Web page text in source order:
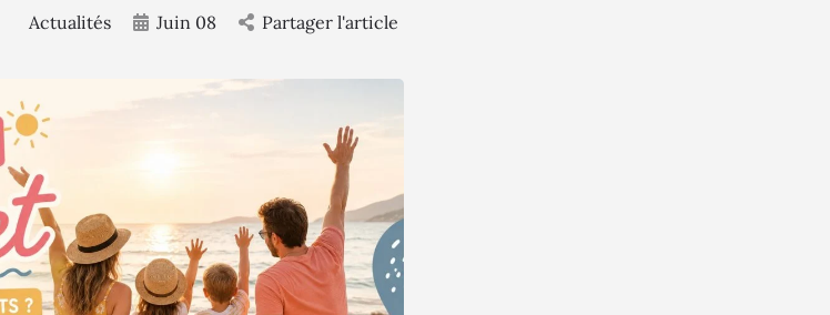
Actualités Juin 08 Partager l'article